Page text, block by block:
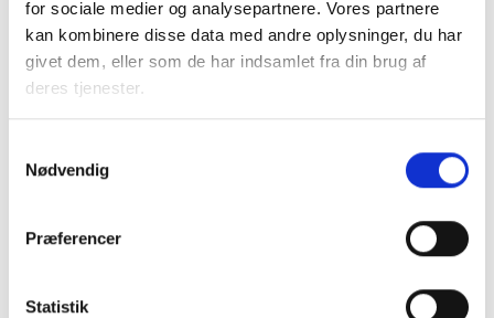
for sociale medier og analysepartnere. Vores partnere
kan kombinere disse data med andre oplysninger, du har
givet dem, eller som de har indsamlet fra din brug af
deres tjenester.
Nødvendig
Præferencer
Statistik
Kontakt